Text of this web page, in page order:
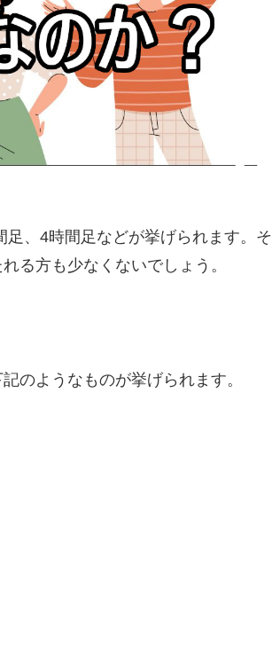
足、 4時間足などが挙げられます。そ
る方も少なくないでしょう。
のようなものが挙げられます。